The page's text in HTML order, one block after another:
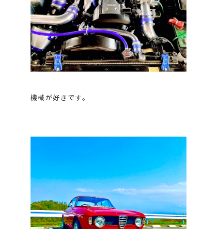
機械が好きです。